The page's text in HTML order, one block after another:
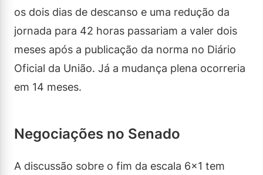
os dois dias de descanso e uma redução da
jornada para 42 horas passariam a valer dois
meses após a publicação da norma no Diário
Oficial da União. Já a mudança plena ocorreria
em 14 meses.
Negociações no Senado
A discussão sobre o fim da escala 6×1 tem